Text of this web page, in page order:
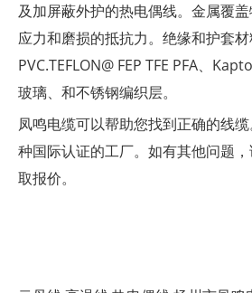
及加屏蔽外护的热电偶线。金属覆
应力和磨损的抵抗力。绝缘和护套
PVC.TEFLON@ FEP TFE PFA、
玻璃、和不锈钢编织层。
凤鸣电缆可以帮助您找到正确的线
种国际认证的工厂。如有其他问题
取报价。